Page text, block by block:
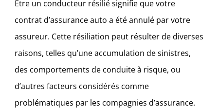
Être un conducteur résilié signifie que votre
contrat d’assurance auto a été annulé par votre
assureur. Cette résiliation peut résulter de diverses
raisons, telles qu’une accumulation de sinistres,
des comportements de conduite à risque, ou
d’autres facteurs considérés comme
problématiques par les compagnies d’assurance.